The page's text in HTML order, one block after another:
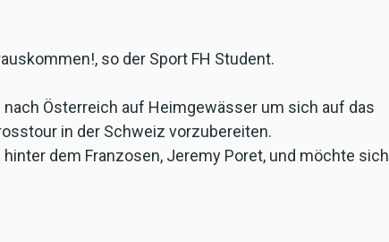
so der Sport FH Student.
Österreich auf Heimgewässer um sich auf das
in der Schweiz vorzubereiten.
dem Franzosen, Jeremy Poret, und möchte sich